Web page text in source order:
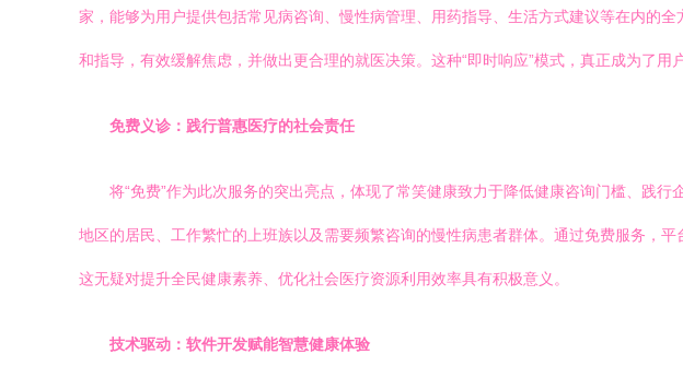
家，能够为用户提供包括常见病咨询、慢性病管理、用药指导、生活方式建议等在内的
和指导，有效缓解焦虑，并做出更合理的就医决策。这种“即时响应”模式，真正成为了用
免费义诊：践行普惠医疗的社会责任
将“免费”作为此次服务的突出亮点，体现了常笑健康致力于降低健康咨询门槛、践
地区的居民、工作繁忙的上班族以及需要频繁咨询的慢性病患者群体。通过免费服务，
这无疑对提升全民健康素养、优化社会医疗资源利用效率具有积极意义。
技术驱动：软件开发赋能智慧健康体验